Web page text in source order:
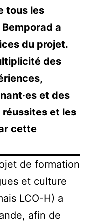
tous les
a
du projet.
des
et des
et les
cette
de formation
et culture
LCO-H) a
afin de